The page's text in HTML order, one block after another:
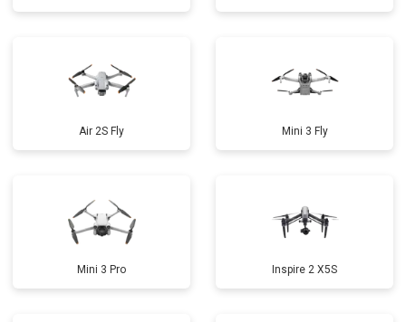
Air 2S Fly Mini 3 Fly
Mini 3 Pro Inspire 2 X5S